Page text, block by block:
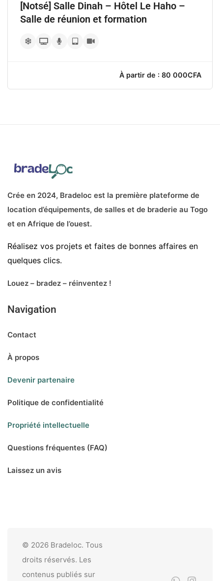
[Notsé] Salle Dinah – Hôtel Le Haho –
Salle de réunion et formation
Crée en 2024, Bradeloc est la première plateforme de
location d’équipements, de salles et de braderie au Togo
et en Afrique de l’ouest.
Réalisez vos projets et faites de bonnes affaires en
quelques clics.
Louez – bradez – réinventez !
Navigation
Contact
À propos
Devenir partenaire
Politique de confidentialité
Propriété intellectuelle
Questions fréquentes (FAQ)
Laissez un avis
© 2026 Bradeloc. Tous
droits réservés. Les
contenus publiés sur